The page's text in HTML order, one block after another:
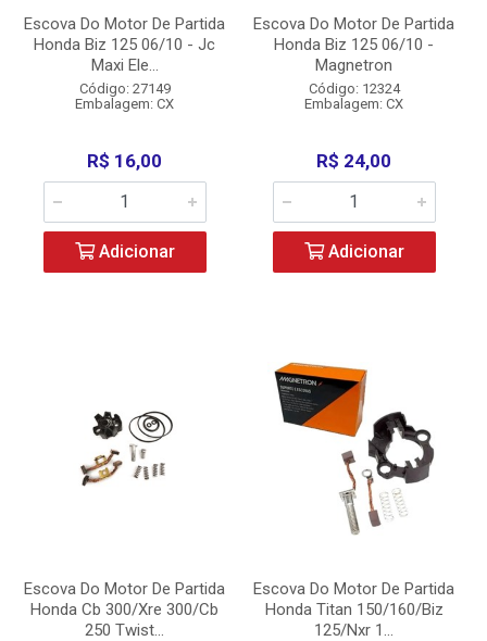
Escova Do Motor De Partida
Honda Biz 125 06/10 - Jc
Maxi Ele...
Código: 27149
Embalagem: CX
R$ 16,00
Adicionar
Escova Do Motor De Partida
Honda Biz 125 06/10 -
Magnetron
Código: 12324
Embalagem: CX
R$ 24,00
Adicionar
Escova Do Motor De Partida
Honda Cb 300/Xre 300/Cb
250 Twist...
Escova Do Motor De Partida
Honda Titan 150/160/Biz
125/Nxr 1...